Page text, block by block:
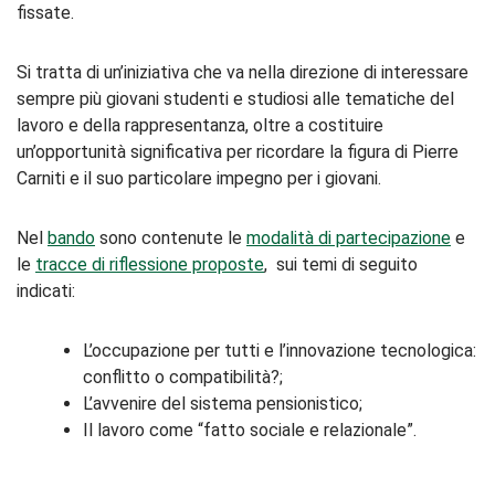
fissate.
Si tratta di un’iniziativa che va nella direzione di interessare
sempre più giovani studenti e studiosi alle tematiche del
lavoro e della rappresentanza, oltre a costituire
un’opportunità significativa per ricordare la figura di Pierre
Carniti e il suo particolare impegno per i giovani.
Nel bando sono contenute le modalità di partecipazione e
le tracce di riflessione proposte, sui temi di seguito
indicati:
L’occupazione per tutti e l’innovazione tecnologica:
conﬂitto o compatibilità?;
L’avvenire del sistema pensionistico;
Il lavoro come “fatto sociale e relazionale”.